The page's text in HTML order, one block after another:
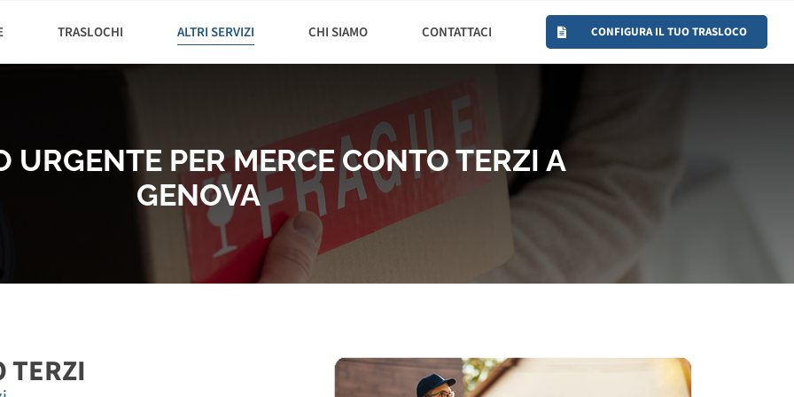
TRASLOCHI ALTRI SERVIZI CHI SIAMO CONTATTACI CONFIGURA IL TUO TRASLOCO
URGENTE PER MERCE CONTO TERZI A
GENOVA
TERZI